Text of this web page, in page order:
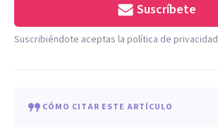
Suscríbete
Suscribiéndote aceptas la política de privacidad
CÓMO CITAR ESTE ARTÍCULO